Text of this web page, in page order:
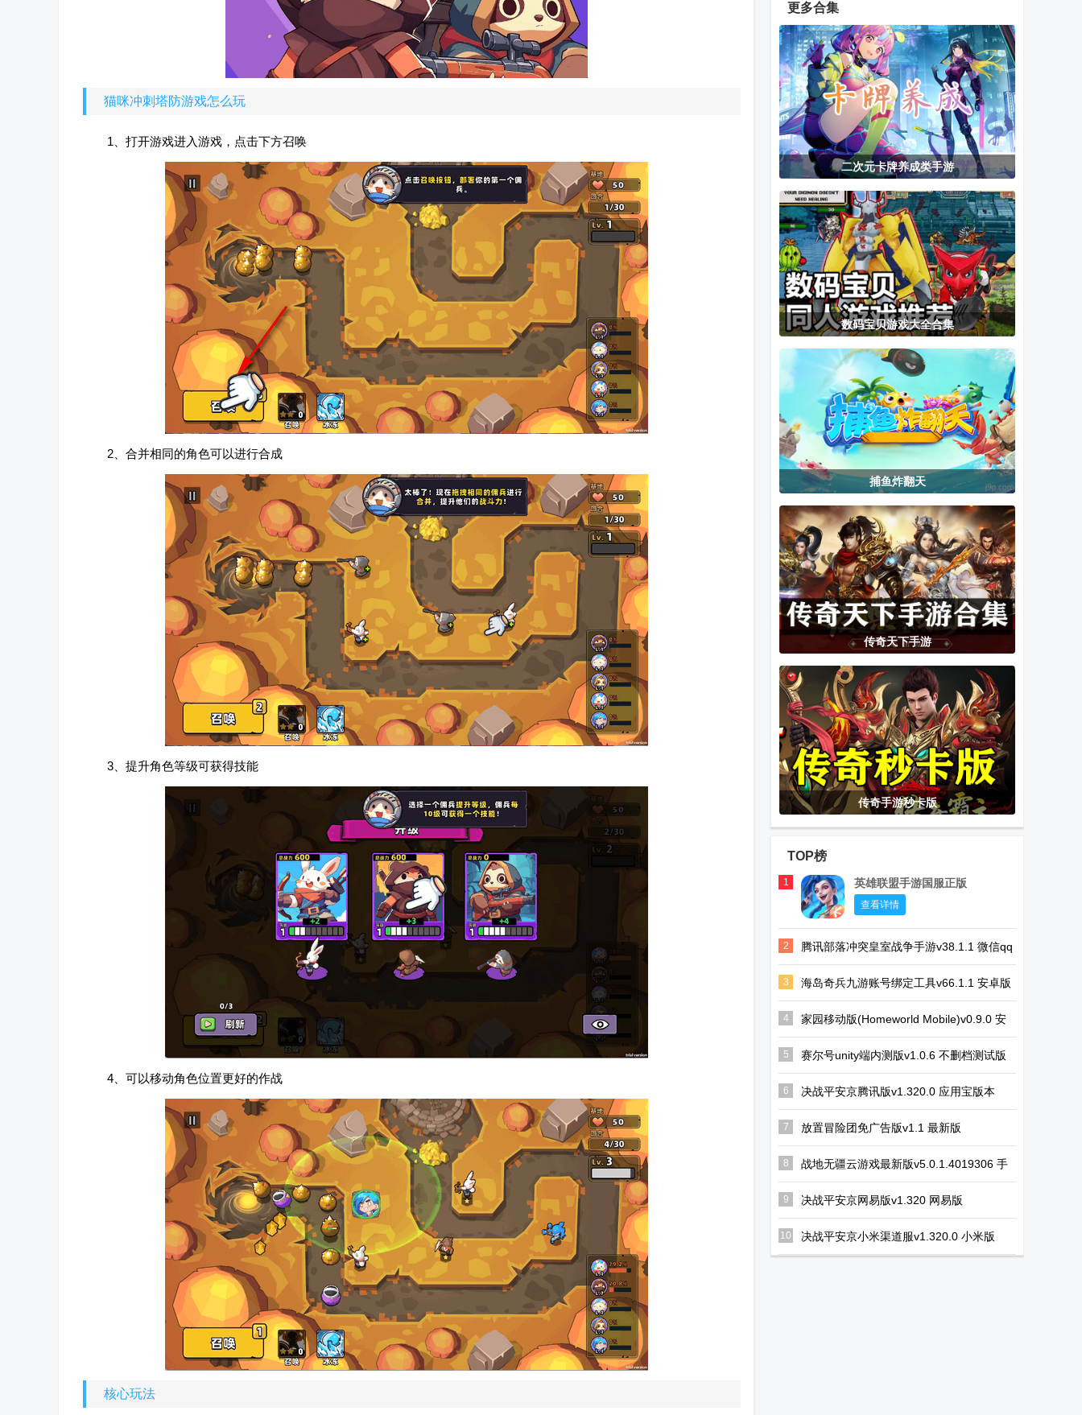
猫咪冲刺塔防游戏怎么玩
1、打开游戏进入游戏，点击下方召唤
2、合并相同的角色可以进行合成
3、提升角色等级可获得技能
4、可以移动角色位置更好的作战
核心玩法
clash royale部
落冲突皇室战
争国际服
万国觉醒国际
服安卓版
演义三国叁
剑灵2国服官
方版
Xbox官方手机
客户端
命运神界梦境
链接国际服
使命召唤台服
体验服
我的世界珍妮
模组Jenny
Mod资源包
王者荣耀九天
玄鸟直装版
Winlator10.1
汉化版
像素冒险日记
手游
悟饭游戏厅解
锁版2026修复
更多合集
二次元卡牌养成类手游
数码宝贝游戏大全合集
捕鱼炸翻天
传奇天下手游
传奇手游秒卡版
TOP榜
1 英雄联盟手游国服正版
查看详情
2
腾讯部落冲突皇室战争手游v38.1.1 微信qq
一键登录版
3 海岛奇兵九游账号绑定工具v66.1.1 安卓版
4
家园移动版(Homeworld Mobile)v0.9.0 安
卓手机最新版
5 赛尔号unity端内测版v1.0.6 不删档测试版
6 决战平安京腾讯版v1.320.0 应用宝版本
7 放置冒险团免广告版v1.1 最新版
8
战地无疆云游戏最新版v5.0.1.4019306 手
机版
9 决战平安京网易版v1.320 网易版
10 决战平安京小米渠道服v1.320.0 小米版